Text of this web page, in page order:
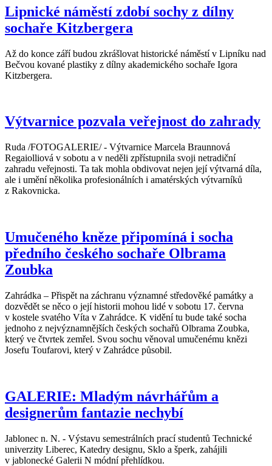
Lipnické náměstí zdobí sochy z dílny
sochaře Kitzbergera
Až do konce září budou zkrášlovat historické náměstí v Lipníku nad
Bečvou kované plastiky z dílny akademického sochaře Igora
Kitzbergera.
Výtvarnice pozvala veřejnost do zahrady
Ruda /FOTOGALERIE/ - Výtvarnice Marcela Braunnová
Regaiolliová v sobotu a v neděli zpřístupnila svoji netradiční
zahradu veřejnosti. Ta tak mohla obdivovat nejen její výtvarná díla,
ale i umění několika profesionálních i amatérských výtvarníků
z Rakovnicka.
Umučeného kněze připomíná i socha
předního českého sochaře Olbrama
Zoubka
Zahrádka – Přispět na záchranu významné středověké památky a
dozvědět se něco o její historii mohou lidé v sobotu 17. června
v kostele svatého Víta v Zahrádce. K vidění tu bude také socha
jednoho z nejvýznamnějších českých sochařů Olbrama Zoubka,
který ve čtvrtek zemřel. Svou sochu věnoval umučenému knězi
Josefu Toufarovi, který v Zahrádce působil.
GALERIE: Mladým návrhářům a
designerům fantazie nechybí
Jablonec n. N. - Výstavu semestrálních prací studentů Technické
univerzity Liberec, Katedry designu, Sklo a šperk, zahájili
v jablonecké Galerii N módní přehlídkou.